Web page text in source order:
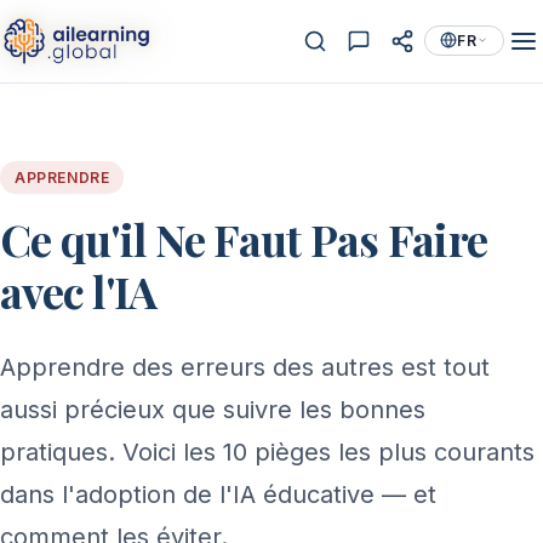
FR
APPRENDRE
Ce qu'il Ne Faut Pas Faire
avec l'IA
Apprendre des erreurs des autres est tout
aussi précieux que suivre les bonnes
pratiques. Voici les 10 pièges les plus courants
dans l'adoption de l'IA éducative — et
comment les éviter.